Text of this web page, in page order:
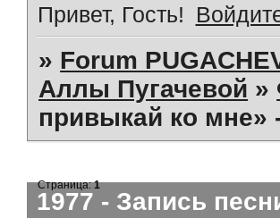
Привет, Гость!
» Forum
Аллы Пугачевой »
привыкай ко
1977 - Запись
Страница:1